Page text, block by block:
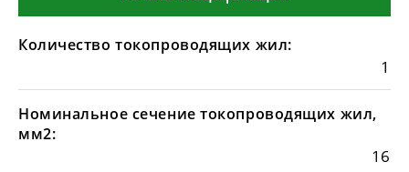
Количество токопроводящих жил:
1
Номинальное сечение токопроводящих жил,
мм2:
16